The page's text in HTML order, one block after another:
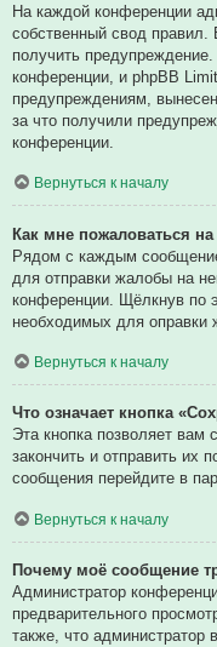
На каждой конференции
собственный свод
получить
конференции, и phpBB
предупреждениям,
за что получили
конференции.
Вернуться к началу
Как мне пожаловаться
Рядом с каждым
для отправки жалобы на
конференции. Щёлкнув по
необходимых для оправки
Вернуться к началу
Что означает кнопка
Эта кнопка позволяет вам
закончить и отправить их
сообщения перейдите в
Вернуться к началу
Почему моё сообщение
Администратор
предварительного
также, что администратор